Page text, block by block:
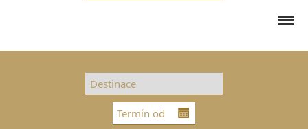
DESTINACE
GOLFOVÁ DOVOLENÁ